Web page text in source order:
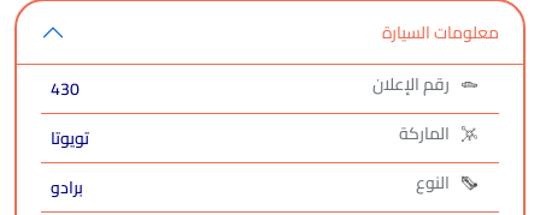
معلومات السيارة
رقم الإعلان
430
الماركة
تويوتا
النوع
برادو